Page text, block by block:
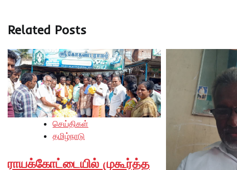
Related Posts
செய்திகள்
தமிழ்நாடு
ராயக்கோட்டையில் முகூர்த்த